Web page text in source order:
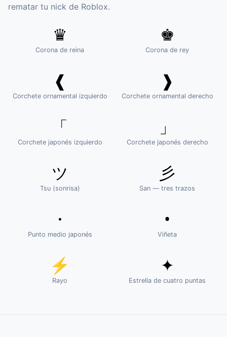
rematar tu nick de Roblox.
♛
Corona de reina
♚
Corona de rey
❰
Corchete ornamental izquierdo
❱
Corchete ornamental derecho
「
Corchete japonés izquierdo
」
Corchete japonés derecho
ツ
Tsu (sonrisa)
彡
San — tres trazos
・
Punto medio japonés
•
Viñeta
⚡
Rayo
✦
Estrella de cuatro puntas